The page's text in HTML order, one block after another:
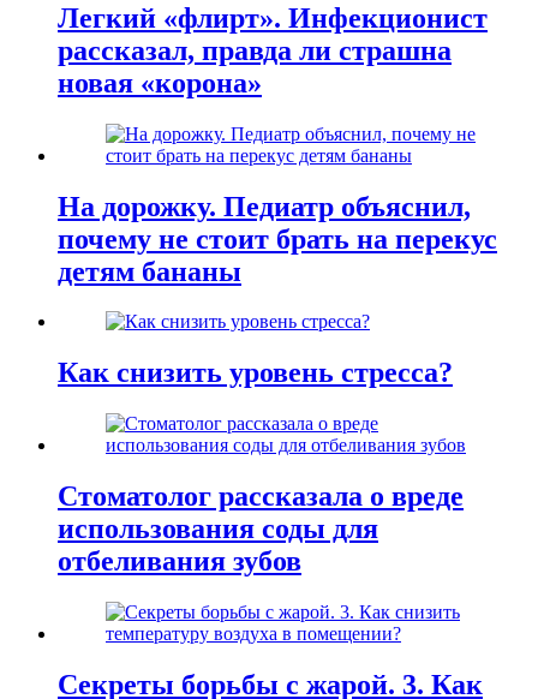
Легкий «флирт». Инфекционист
рассказал, правда ли страшна
новая «корона»
На дорожку. Педиатр объяснил,
почему не стоит брать на перекус
детям бананы
Как снизить уровень стресса?
Стоматолог рассказала о вреде
использования соды для
отбеливания зубов
Секреты борьбы с жарой. 3. Как